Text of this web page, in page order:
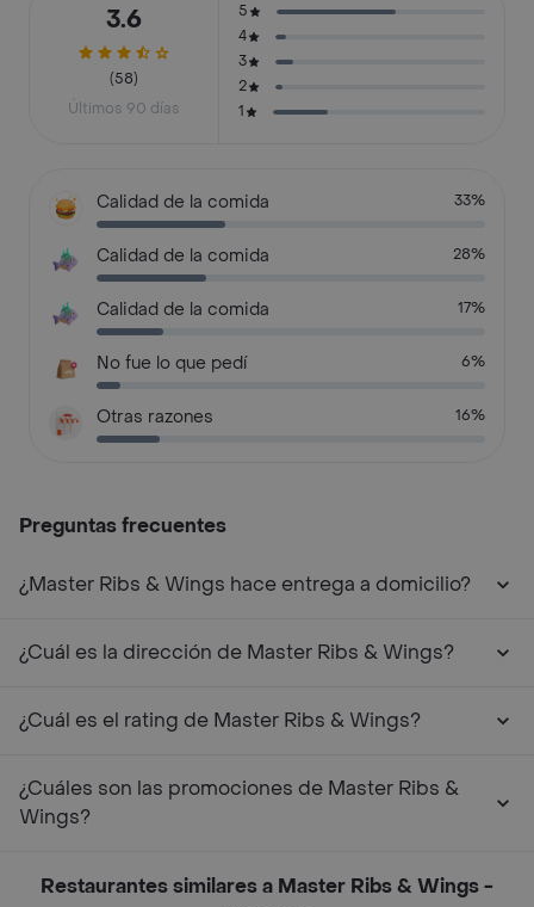
3.6
(58)
Últimos 90 días
5
4
3
2
1
Calidad de la comida 33%
Calidad de la comida 28%
Calidad de la comida 17%
No fue lo que pedí 6%
Otras razones 16%
Preguntas frecuentes
¿Master Ribs & Wings hace entrega a domicilio?
¿Cuál es la dirección de Master Ribs & Wings?
¿Cuál es el rating de Master Ribs & Wings?
¿Cuáles son las promociones de Master Ribs &
Wings?
Restaurantes similares a Master Ribs & Wings -